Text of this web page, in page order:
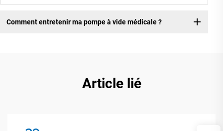
Comment entretenir ma pompe à vide médicale ?
Article lié